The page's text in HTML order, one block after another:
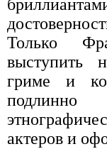
Только
выступить
гриме и
актеров и